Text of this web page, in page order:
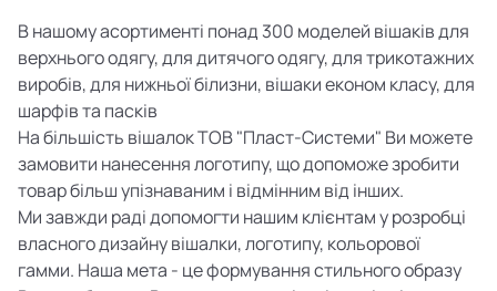
В нашому асортименті понад 300 моделей вішаків для
верхнього одягу, для дитячого одягу, для трикотажних
виробів, для нижньої білизни, вішаки економ класу, для
шарфів та пасків
На більшість вішалок ТОВ "Пласт-Системи" Ви можете
замовити нанесення логотипу, що допоможе зробити
товар більш упізнаваним і відмінним від інших.
Ми завжди раді допомогти нашим клієнтам у розробці
власного дизайну вішалки, логотипу, кольорової
гамми. Наша мета - це формування стильного образу